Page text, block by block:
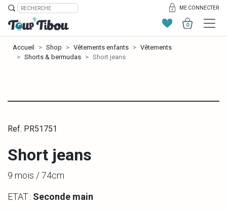
ME CONNECTER
0
Accueil Shop Vêtements enfants
Vêtements
Shorts & bermudas
Short jeans
Ref. PR51751
Short jeans
9 mois / 74cm
ETAT : Seconde main